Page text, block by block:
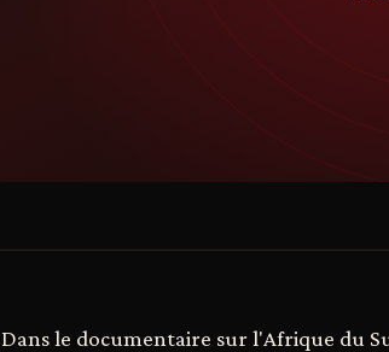
Dans le documentaire sur l'Afrique du